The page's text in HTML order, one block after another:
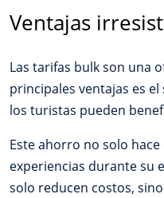
Ventajas
Las tarifas bulk son una
principales ventajas es
los turistas pueden
Este ahorro no solo
experiencias durante su
solo reducen costos,